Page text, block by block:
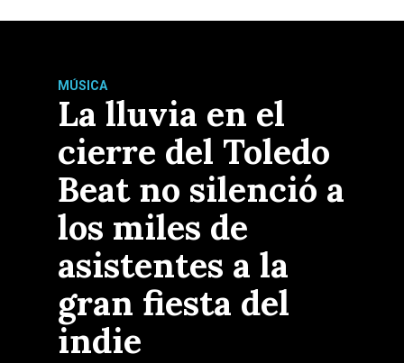
MÚSICA
La lluvia en el
cierre del Toledo
Beat no silenció a
los miles de
asistentes a la
gran fiesta del
indie